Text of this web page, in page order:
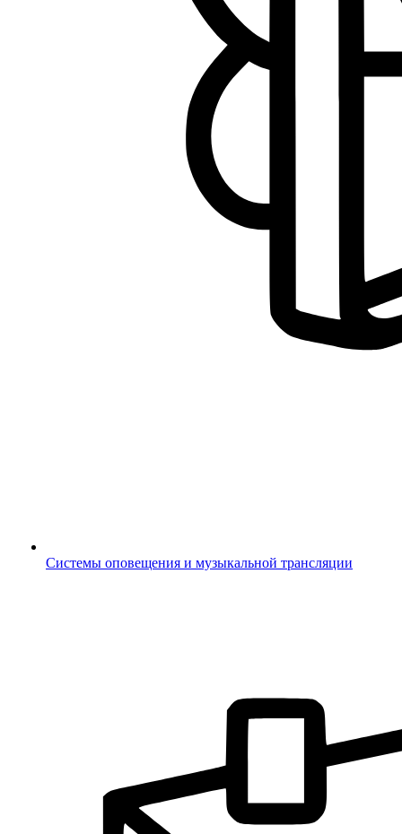
Системы оповещения и музыкальной трансляции